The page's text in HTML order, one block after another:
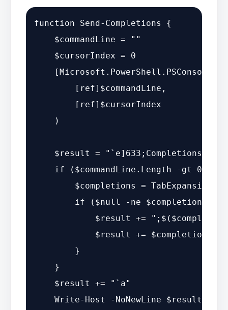
function Send-Completions {
    $commandLine = ""
    $cursorIndex = 0
        [ref]$commandLine,
        [ref]$cursorIndex
    )
    $result = "`e]633;Completions"
    if ($commandLine.Length -gt 0) {
$completions = TabExpansion2
if ($null -ne
$result +=
$result +=
        }
    }
    $result += "`a"
    Write-Host -NoNewLine $result